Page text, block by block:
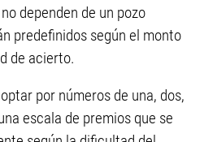
dependen de un pozo
predefinidos según el monto
de acierto.
por números de una, dos,
escala de premios que se